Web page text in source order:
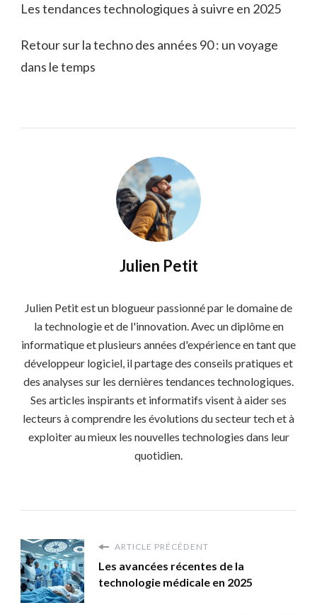
Les tendances technologiques à suivre en 2025
Retour sur la techno des années 90 : un voyage
dans le temps
Julien Petit
Julien Petit est un blogueur passionné par le domaine de
la technologie et de l'innovation. Avec un diplôme en
informatique et plusieurs années d'expérience en tant que
développeur logiciel, il partage des conseils pratiques et
des analyses sur les dernières tendances technologiques.
Ses articles inspirants et informatifs visent à aider ses
lecteurs à comprendre les évolutions du secteur tech et à
exploiter au mieux les nouvelles technologies dans leur
quotidien.
ARTICLE PRÉCÉDENT
Les avancées récentes de la
technologie médicale en 2025